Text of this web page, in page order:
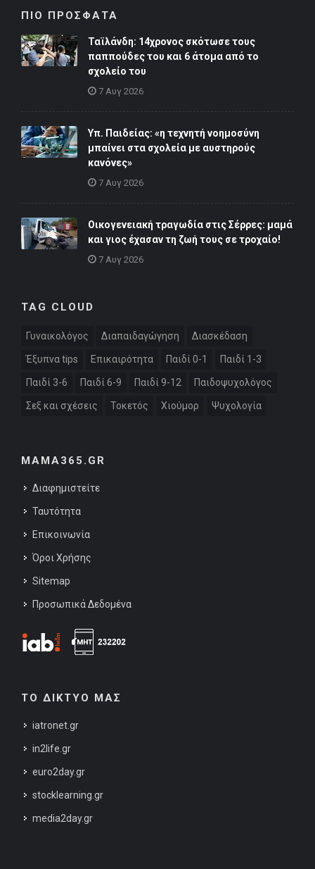
ΠΙΟ ΠΡΟΣΦΑΤΑ
Ταϊλάνδη: 14χρονος σκότωσε τους
παππούδες του και 6 άτομα από το
σχολείο του
7 Αυγ 2026
Υπ. Παιδείας: «η τεχνητή νοημοσύνη
μπαίνει στα σχολεία με αυστηρούς
κανόνες»
7 Αυγ 2026
Οικογενειακή τραγωδία στις Σέρρες: μαμά
και γιος έχασαν τη ζωή τους σε τροχαίο!
7 Αυγ 2026
TAG CLOUD
Γυναικολόγος Διαπαιδαγώγηση Διασκέδαση
Έξυπνα tips Επικαιρότητα Παιδί 0-1 Παιδί 1-3
Παιδί 3-6 Παιδί 6-9 Παιδί 9-12 Παιδοψυχολόγος
Σεξ και σχέσεις Τοκετός Χιούμορ Ψυχολογία
MAMA365.GR
Διαφημιστείτε
Ταυτότητα
Επικοινωνία
Όροι Χρήσης
Sitemap
Προσωπικά Δεδομένα
ΤΟ ΔΙΚΤΥΟ ΜΑΣ
iatronet.gr
in2life.gr
euro2day.gr
stocklearning.gr
media2day.gr